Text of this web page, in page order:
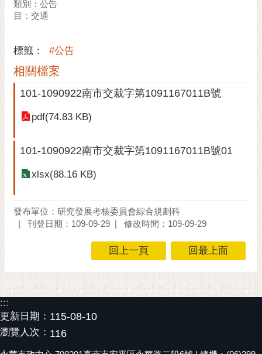
主題服務
市政資訊
市民互動
泉
桐
網
站
覽
訂
類別：公告
目：交通
標籤： #公告
相關檔案
101-1090922南市交裁字第1091167011B號
pdf(74.83 KB)
101-1090922南市交裁字第1091167011B號01
xlsx(88.16 KB)
發布單位：研究發展考核委員會綜合規劃科
刊登日期：109-09-29
修改時間：109-09-29
回上一頁 回最上面
:::
更新日期： 115-08-10
瀏覽人次： 116